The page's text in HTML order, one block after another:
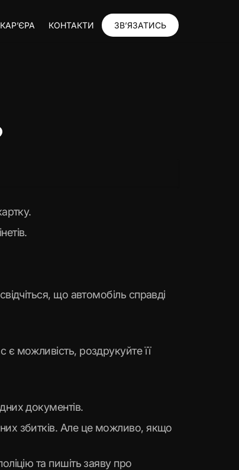
КАР’ЄРА КОНТАКТИ ЗВ’ЯЗАТИСЬ
що автомобіль справді
можливість, роздрукуйте її
документів.
збитків. Але це можливо, якщо
та пишіть заяву про